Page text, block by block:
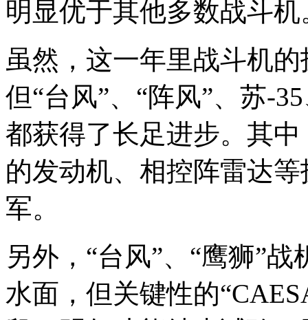
明显优于其他多数战斗机
虽然，这一年里战斗机
但“台风”、“阵风”、苏-
都获得了长足进步。其
的发动机、相控阵雷达
军。
另外，“台风”、“鹰狮”
水面，但关键性的